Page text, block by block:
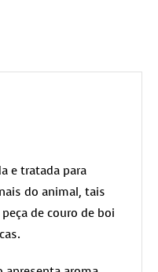
e tratada para
do animal, tais
de couro de boi